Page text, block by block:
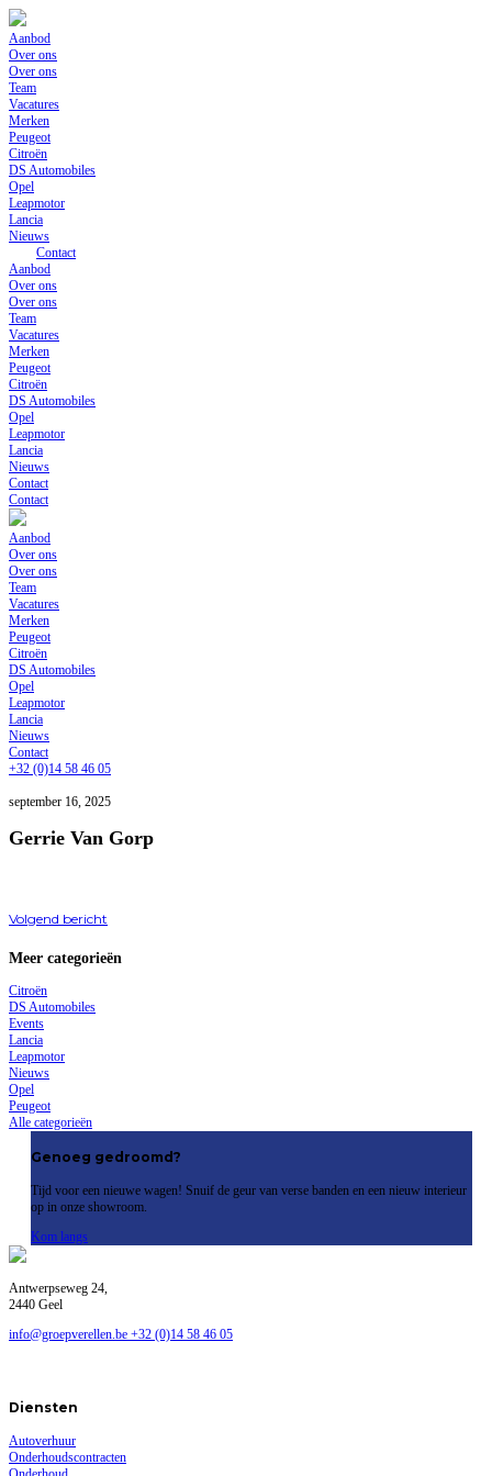
Skip
to
content
Aanbod
Over ons
Over ons
Team
Vacatures
Merken
Peugeot
Citroën
DS Automobiles
Opel
Leapmotor
Lancia
Nieuws
Contact
Aanbod
Over ons
Over ons
Team
Vacatures
Merken
Peugeot
Citroën
DS Automobiles
Opel
Leapmotor
Lancia
Nieuws
Contact
Contact
Aanbod
Over ons
Over ons
Team
Vacatures
Merken
Peugeot
Citroën
DS Automobiles
Opel
Leapmotor
Lancia
Nieuws
Contact
+32 (0)14 58 46 05
september 16, 2025
Gerrie Van Gorp
Volgend bericht
Meer categorieën
Citroën
DS Automobiles
Events
Lancia
Leapmotor
Nieuws
Opel
Peugeot
Alle categorieën
Genoeg gedroomd?
Tijd voor een nieuwe wagen! Snuif de geur van verse banden en een nieuw interieur
op in onze showroom.
Kom langs
Antwerpseweg 24,
2440 Geel
info@groepverellen.be +32 (0)14 58 46 05
Diensten
Autoverhuur
Onderhoudscontracten